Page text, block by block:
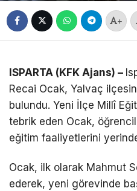
+
ISPARTA (KFK Ajans) –
Recai Ocak, Yalvaç
bulundu. Yeni İlçe Millî
tebrik eden Ocak,
eğitim faaliyetlerini
Ocak, ilk olarak Mahmut
ederek, yeni görevinde